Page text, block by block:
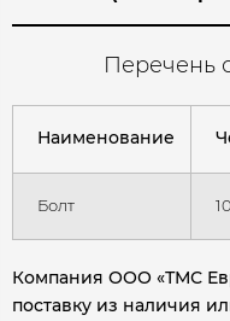
Перечень
Наименование
Болт
Компания ООО «ТМС
поставку из наличия